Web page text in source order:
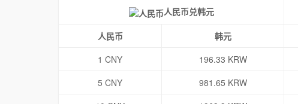
人民币兑韩元
人民币 韩元
1 CNY
196.33 KRW
5 CNY
981.65 KRW